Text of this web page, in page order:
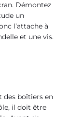
Démontez
un
l’attache à
et une vis.
des boîtiers en
il doit être